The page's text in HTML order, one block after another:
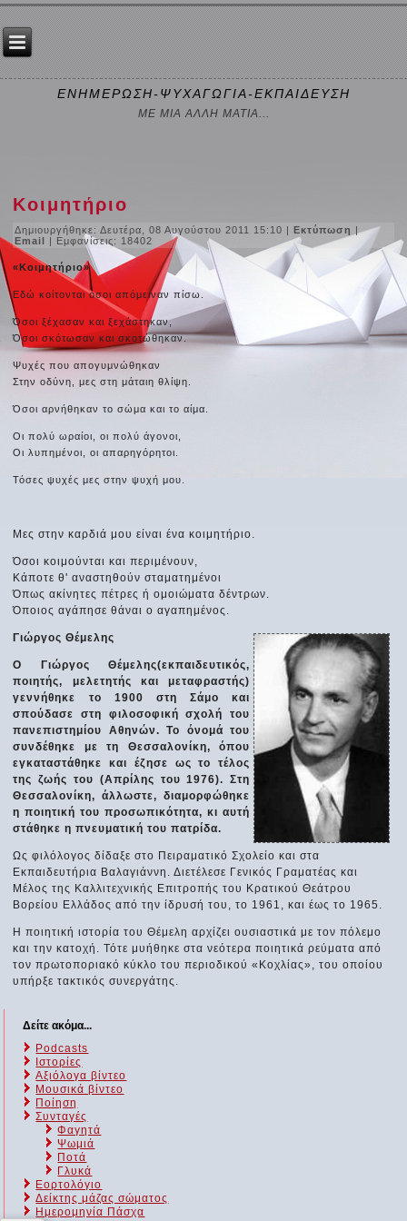
ΕΝΗΜΕΡΩΣΗ-ΨΥΧΑΓΩΓΙΑ-ΕΚΠΑΙΔΕΥΣΗ
ΜΕ ΜΙΑ ΑΛΛΗ ΜΑΤΙΑ...
Κοιμητήριο
Δημιουργήθηκε: Δευτέρα, 08 Αυγούστου 2011 15:10 |Εκτύπωση |
Email | Εμφανίσεις: 18402
«Κοιμητήριο»
Εδώ κοίτονται όσοι απόμειναν πίσω.
Όσοι ξέχασαν και ξεχάστηκαν,
Όσοι σκότωσαν και σκοτώθηκαν.
Ψυχές που απογυμνώθηκαν
Στην οδύνη, μες στη μάταιη θλίψη.
Όσοι αρνήθηκαν το σώμα και το αίμα.
Οι πολύ ωραίοι, οι πολύ άγονοι,
Οι λυπημένοι, οι απαρηγόρητοι.
Τόσες ψυχές μες στην ψυχή μου.
Μες στην καρδιά μου είναι ένα κοιμητήριο.
Όσοι κοιμούνται και περιμένουν,
Κάποτε θ' αναστηθούν σταματημένοι
Όπως ακίνητες πέτρες ή ομοιώματα δέντρων.
Όποιος αγάπησε θάναι ο αγαπημένος.
Γιώργος Θέμελης
Ο Γιώργος Θέμελης(εκπαιδευτικός,
ποιητής, μελετητής και μεταφραστής)
γεννήθηκε το 1900 στη Σάμο και
σπούδασε στη φιλοσοφική σχολή του
πανεπιστημίου Αθηνών. Το όνομά του
συνδέθηκε με τη Θεσσαλονίκη, όπου
εγκαταστάθηκε και έζησε ως το τέλος
της ζωής του (Απρίλης του 1976). Στη
Θεσσαλονίκη, άλλωστε, διαμορφώθηκε
η ποιητική του προσωπικότητα, κι αυτή
στάθηκε η πνευματική του πατρίδα.
Ως φιλόλογος δίδαξε στο Πειραματικό Σχολείο και στα
Εκπαιδευτήρια Βαλαγιάννη. Διετέλεσε Γενικός Γραματέας και
Μέλος της Καλλιτεχνικής Επιτροπής του Κρατικού Θεάτρου
Βορείου Ελλάδος από την ίδρυσή του, το 1961, και έως το 1965.
Η ποιητική ιστορία του Θέμελη αρχίζει ουσιαστικά με τον πόλεμο
και την κατοχή. Τότε μυήθηκε στα νεότερα ποιητικά ρεύματα από
τον πρωτοποριακό κύκλο του περιοδικού «Κοχλίας», του οποίου
υπήρξε τακτικός συνεργάτης.
Δείτε ακόμα...
Podcasts
Ιστορίες
Αξιόλογα βίντεο
Μουσικά βίντεο
Ποίηση
Συνταγές
Φαγητά
Ψωμιά
Ποτά
Γλυκά
Εορτολόγιο
Δείκτης μάζας σώματος
Ημερομηνία Πάσχα